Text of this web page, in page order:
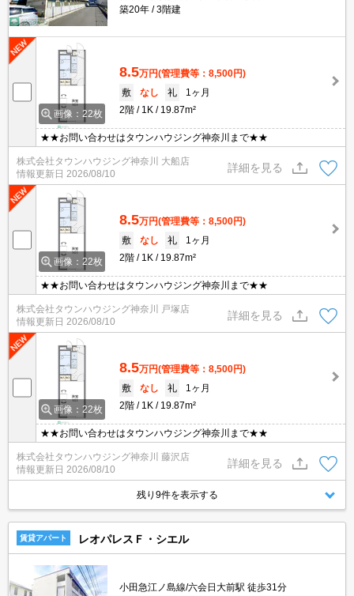
築20年
3階建
画像：22枚
8.5万円(管理費等：8,500円)
敷
なし 礼
1ヶ月
2階
1K 19.87m²
★★お問い合わせはタウンハウジング神奈川まで★★
株式会社タウンハウジング神奈川 大船店
情報更新日 2026/08/10
詳細を見る
画像：22枚
8.5万円(管理費等：8,500円)
敷
なし 礼
1ヶ月
2階
1K 19.87m²
★★お問い合わせはタウンハウジング神奈川まで★★
株式会社タウンハウジング神奈川 戸塚店
情報更新日 2026/08/10
詳細を見る
画像：22枚
8.5万円(管理費等：8,500円)
敷
なし 礼
1ヶ月
2階
1K 19.87m²
★★お問い合わせはタウンハウジング神奈川まで★★
株式会社タウンハウジング神奈川 藤沢店
情報更新日 2026/08/10
詳細を見る
残り9件を表示する
賃貸アパート レオパレスＦ・シエル
小田急江ノ島線/六会日大前駅 徒歩31分